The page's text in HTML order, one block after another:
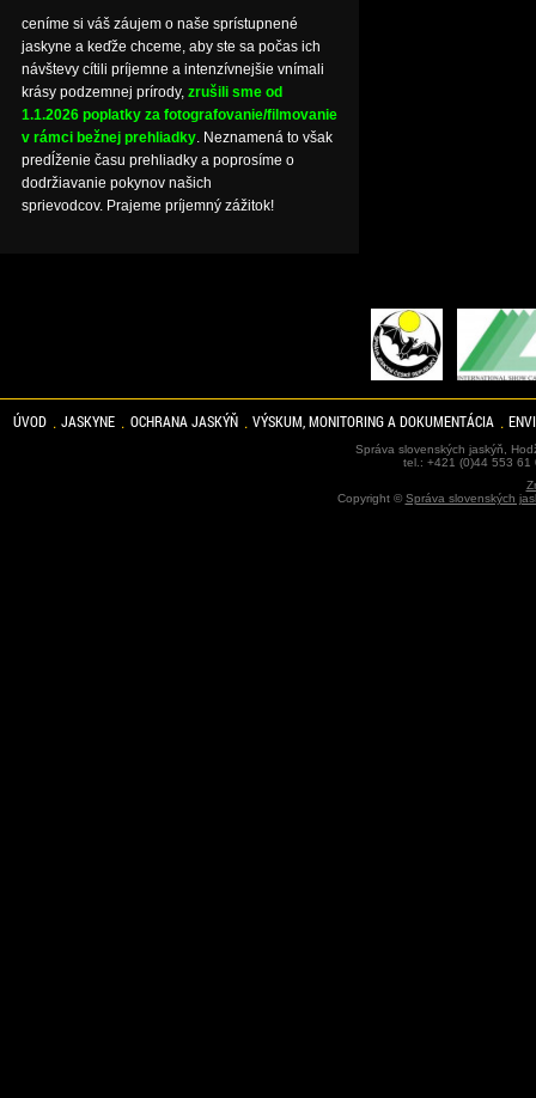
ceníme si váš záujem o naše sprístupnené
jaskyne a keďže chceme, aby ste sa počas ich
návštevy cítili príjemne a intenzívnejšie vnímali
krásy podzemnej prírody, zrušili sme od
1.1.2026 poplatky za fotografovanie/filmovanie
v rámci bežnej prehliadky. Neznamená to však
predĺženie času prehliadky a poprosíme o
dodržiavanie pokynov našich
sprievodcov. Prajeme príjemný zážitok!
ÚVOD JASKYNE OCHRANA JASKÝŇ VÝSKUM, MONITORING A DOKUMENTÁCIA
Správa slovenských jaskýň,
tel.: +421 (0)44 553
Copyright ©Správa slovenských